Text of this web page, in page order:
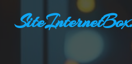
contenu